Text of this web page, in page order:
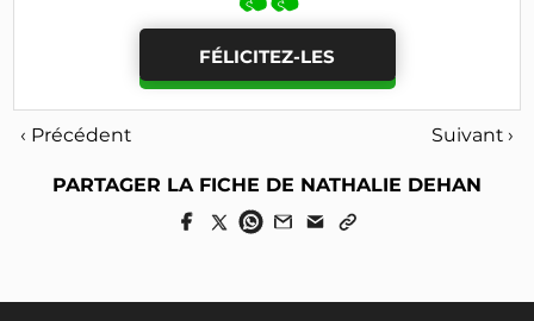
FÉLICITEZ-LES
‹ Précédent Suivant ›
PARTAGER LA FICHE DE NATHALIE DEHAN